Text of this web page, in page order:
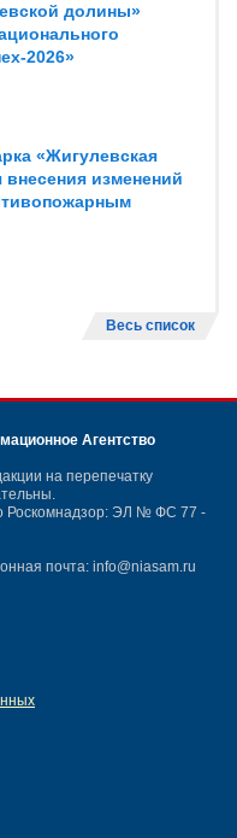
долины»
2026»
«Жигулевская
изменений
Весь список
Агентство
на перепечатку
Роскомнадзор: ЭЛ № ФС 77 -
почта: info@niasam.ru